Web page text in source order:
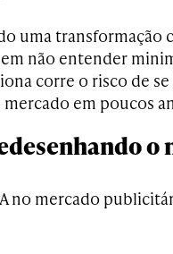
uma transformação
não entender
corre o risco de
em poucos
o
no mercado